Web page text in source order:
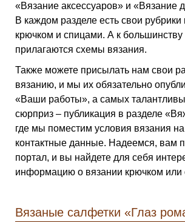
«Вязание аксессуаров» и «Вязание
В каждом разделе есть свои рубрики
крючком и спицами. А к большинству
прилагаются схемы вязания.
Также можете присылать нам свои
вязанию, и мы их обязательно
«Ваши работы», а самых
сюрприз – публикация в разделе
где мы поместим условия вязания
контактные данные. Надеемся, вам
портал, и вы найдете для себя
информацию о вязании крючком или
Вязаные салфетки «Глаз